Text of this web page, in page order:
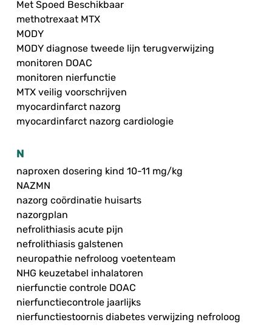
Met Spoed Beschikbaar
methotrexaat MTX
MODY
MODY diagnose tweede lijn terugverwijzing
monitoren DOAC
monitoren nierfunctie
MTX veilig voorschrijven
myocardinfarct nazorg
myocardinfarct nazorg cardiologie
N
naproxen dosering kind 10-11 mg/kg
NAZMN
nazorg coördinatie huisarts
nazorgplan
nefrolithiasis acute pijn
nefrolithiasis galstenen
neuropathie nefroloog voetenteam
NHG keuzetabel inhalatoren
nierfunctie controle DOAC
nierfunctiecontrole jaarlijks
nierfunctiestoornis diabetes verwijzing nefroloog